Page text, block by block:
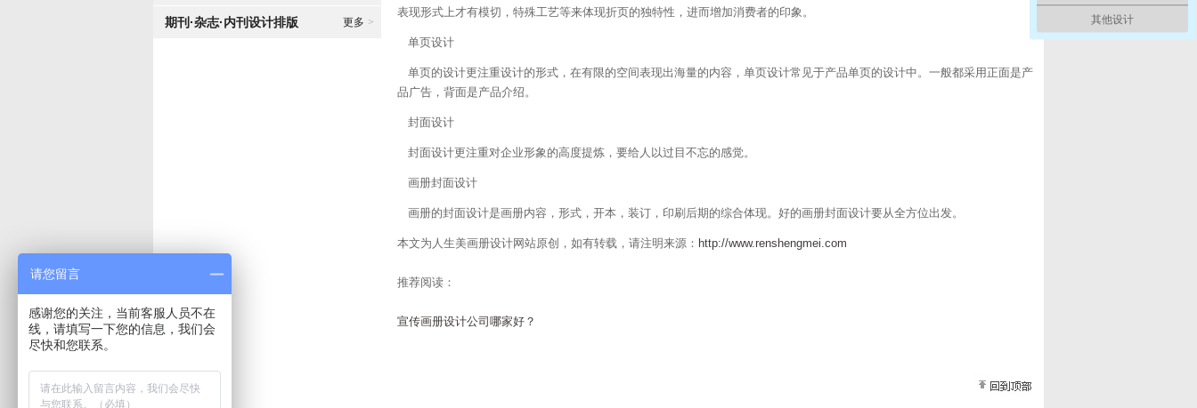
期刊·杂志·内刊设计排版 更多 >
表现形式上才有模切，特殊工艺等来体现折页的独特性，进而增加消费者的印象。
单页设计
单页的设计更注重设计的形式，在有限的空间表现出海量的内容，单页设计常见于产品单页的设计中。一般都采用正面是产
品广告，背面是产品介绍。
封面设计
封面设计更注重对企业形象的高度提炼，要给人以过目不忘的感觉。
画册封面设计
画册的封面设计是画册内容，形式，开本，装订，印刷后期的综合体现。好的画册封面设计要从全方位出发。
本文为人生美画册设计网站原创，如有转载，请注明来源： http://www.renshengmei.com
推荐阅读：
宣传画册设计公司哪家好？
其他设计
请您留言
感谢您的关注，当前客服人员不在
线，请填写一下您的信息，我们会
尽快和您联系。